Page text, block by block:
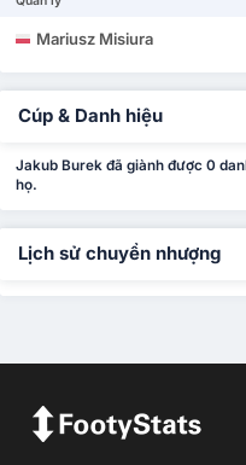
Mariusz Misiura
Cúp & Danh hiệu
Jakub Burek đã giành được 0
họ.
Lịch sử chuyển nhượng